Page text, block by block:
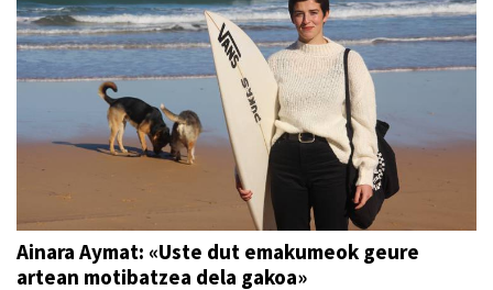
Ainara Aymat: «Uste dut emakumeok geure
artean motibatzea dela gakoa»